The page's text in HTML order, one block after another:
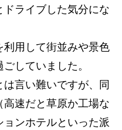
ライブした気分にな
用して街並みや景色
していました。
言い難いですが、同
速だと草原か工場な
ンホテルといった派